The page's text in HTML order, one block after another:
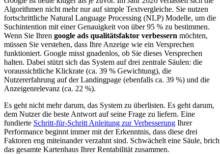
Algorithmen nicht mehr nur auf simple Textvergleiche. Sie nutzen
fortschrittliche Natural Language Processing (NLP) Modelle, um die
Suchintention mit einer Genauigkeit von über 95 % zu bestimmen.
Wenn Sie Ihren google ads qualitätsfaktor verbessern möchten,
müssen Sie verstehen, dass Ihre Anzeige wie ein Versprechen
funktioniert. Google misst gnadenlos, ob Sie dieses Versprechen
halten. Dabei stützt sich das System auf drei zentrale Säulen: die
voraussichtliche Klickrate (ca. 39 % Gewichtung), die
Nutzererfahrung auf der Landingpage (ebenfalls ca. 39 %) und die
Anzeigenrelevanz (ca. 22 %).
Es geht nicht mehr darum, das System zu überlisten. Es geht darum,
dem Nutzer die beste Antwort auf seine Frage zu liefern. Eine
fundierte Schritt-für-Schritt Anleitung zur Verbesserung Ihrer
Performance beginnt immer mit der Erkenntnis, dass diese drei
Faktoren eng miteinander verzahnt sind. Schwächelt eine Säule,
das gesamte Kartenhaus Ihrer Rentabilität zusammen.